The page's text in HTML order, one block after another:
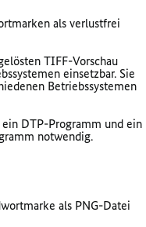
als verlustfrei
TIFF-Vorschau
einsetzbar. Sie
Betriebssystemen
DTP-Programm und ein
notwendig.
als PNG-Datei